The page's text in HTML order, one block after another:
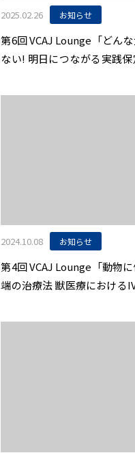
2025.02.26 お知らせ
第6回 VCAJ Lounge「どん
ない! 明日につながる実践
2024.10.08 お知らせ
第4回 VCAJ Lounge「動物
端の治療法 獣医療における